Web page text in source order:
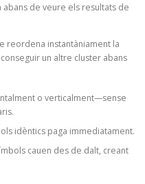
abans de veure els resultats de
reordena instantàniament la
un altre cluster abans
o verticalment—sense
idèntics paga immediatament.
cauen des de dalt, creant